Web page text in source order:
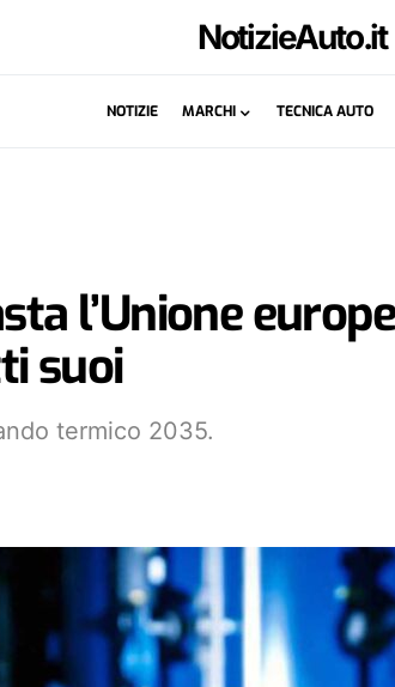
NotizieAuto.it
NOTIZIE MARCHI TECNICA AUTO
l’Unione
suoi
termico 2035.